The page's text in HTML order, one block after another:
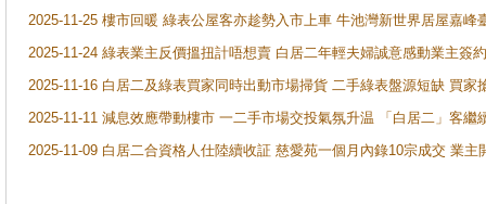
2025-11-25 樓市回暖 綠表公屋客亦趁勢入市上車 牛池灣新世界居屋嘉峰
2025-11-24 綠表業主反價搵扭計唔想賣 白居二年輕夫婦誠意感動業主簽
2025-11-16 白居二及綠表買家同時出動市場掃貨 二手綠表盤源短缺 買
2025-11-11 減息效應帶動樓市 一二手市場交投氣氛升温 「白居二」客
2025-11-09 白居二合資格人仕陸續收証 慈愛苑一個月內錄10宗成交 業